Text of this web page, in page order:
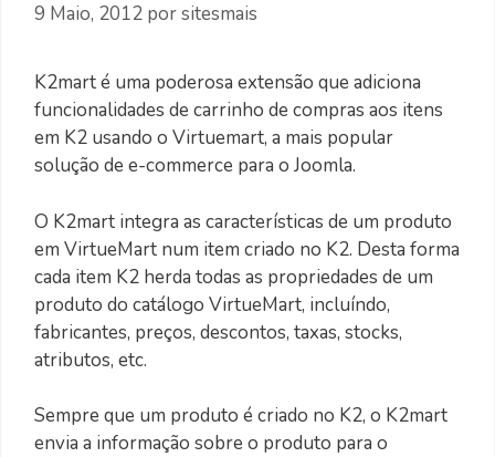
9 Maio, 2012 porsitesmais
K2mart é uma poderosa extensão que adiciona
funcionalidades de carrinho de compras aos itens
em K2 usando o Virtuemart, a mais popular
solução de e-commerce para o Joomla.
O K2mart integra as características de um produto
em VirtueMart num item criado no K2. Desta forma
cada item K2 herda todas as propriedades de um
produto do catálogo VirtueMart, incluíndo,
fabricantes, preços, descontos, taxas, stocks,
atributos, etc.
Sempre que um produto é criado no K2, o K2mart
envia a informação sobre o produto para o